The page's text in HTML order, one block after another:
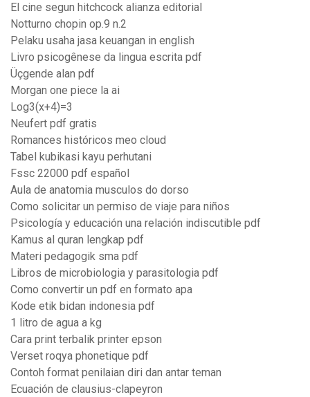
El cine segun hitchcock alianza editorial
Notturno chopin op.9 n.2
Pelaku usaha jasa keuangan in english
Livro psicogênese da lingua escrita pdf
Üçgende alan pdf
Morgan one piece la ai
Log3(x+4)=3
Neufert pdf gratis
Romances históricos meo cloud
Tabel kubikasi kayu perhutani
Fssc 22000 pdf español
Aula de anatomia musculos do dorso
Como solicitar un permiso de viaje para niños
Psicología y educación una relación indiscutible pdf
Kamus al quran lengkap pdf
Materi pedagogik sma pdf
Libros de microbiologia y parasitologia pdf
Como convertir un pdf en formato apa
Kode etik bidan indonesia pdf
1 litro de agua a kg
Cara print terbalik printer epson
Verset roqya phonetique pdf
Contoh format penilaian diri dan antar teman
Ecuación de clausius-clapeyron